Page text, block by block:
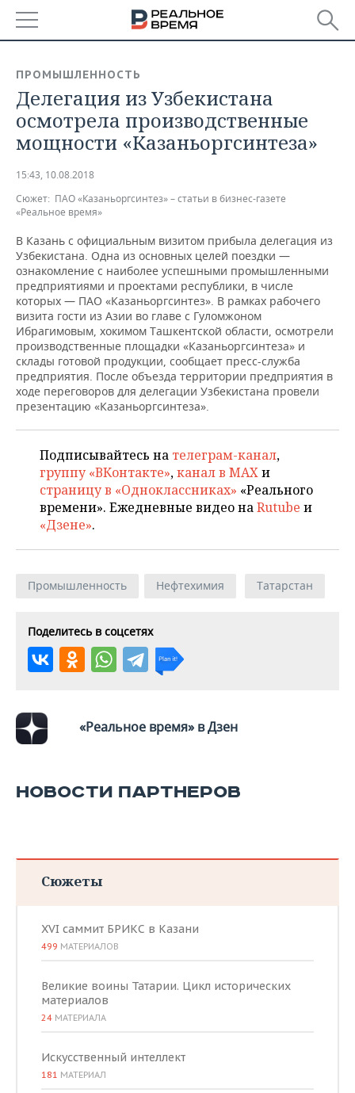
БАШКОРТОСТАН
ТАТАРСТАН
НОВОСТИ
АНАЛИТИКА
ДЕКЛАРАЦИИ О ДОХОДАХ
КОРОЛИ ГОСЗАКАЗА ПФО
ВУЗЫ ТАТАРСТАНА
КОМУ ПРИНАДЛЕЖАТ
ТОРГОВЫЕ ЦЕНТРЫ
ТАТАРСТАНА
НОВОСТИ ЭКОНОМИКИ
ФИНАНСЫ
БАНКИ
БЮДЖЕТ
ИНВЕСТИЦИИ
ПРОМЫШЛЕННОСТЬ
НОВОСТИ
ПРОМЫШЛЕННОСТИ
АГРОПРОМ
МАШИНОСТРОЕНИЕ
НЕФТЕХИМИЯ
НЕФТЬ
ОПК
ЭНЕРГЕТИКА
НЕДВИЖИМОСТЬ
НОВОСТИ НЕДВИЖИМОСТИ
АВТО
НОВОСТИ АВТО
БИЗНЕС
НОВОСТИ БИЗНЕСА
РОЗНИЧНАЯ ТОРГОВЛЯ
УСЛУГИ
ТЕХНОЛОГИИ
НОВОСТИ ТЕХНОЛОГИЙ
МЕДИА
ТЕЛЕКОММУНИКАЦИИ
МЕРОПРИЯТИЯ
ВЫЕЗДНАЯ РЕДАКЦИЯ
БИЗНЕС-БРАНЧИ
ONLINE-КОНФЕРЕНЦИИ
НОВОСТИ СПОРТА
ФУТБОЛ
ХОККЕЙ
КИБЕРСПОРТ
ФИГУРНОЕ КАТАНИЕ
ВОДНЫЕ ВИДЫ СПОРТА
ХОККЕЙ С МЯЧОМ
ОБЩЕСТВО
НОВОСТИ ОБЩЕСТВА
ВЛАСТЬ
КУЛЬТУРА
МЕДИЦИНА
ОБРАЗОВАНИЕ
ПРОИСШЕСТВИЯ
ФОТОГАЛЕРЕЯ
СЮЖЕТЫ
СПИСОК КОМПАНИЙ
ПРОМЫШЛЕННОСТЬ
Делегация из Узбекистана
осмотрела производственные
мощности «Казаньоргсинтеза»
15:43, 10.08.2018
Сюжет: ПАО «Казаньоргсинтез» – статьи в бизнес-газете
«Реальное время»
В Казань с официальным визитом прибыла делегация из
Узбекистана. Одна из основных целей поездки —
ознакомление с наиболее успешными промышленными
предприятиями и проектами республики, в числе
которых — ПАО «Казаньоргсинтез». В рамках рабочего
визита гости из Азии во главе с Гуломжоном
Ибрагимовым, хокимом Ташкентской области, осмотрели
производственные площадки «Казаньоргсинтеза» и
склады готовой продукции, сообщает пресс-служба
предприятия. После объезда территории предприятия в
ходе переговоров для делегации Узбекистана провели
презентацию «Казаньоргсинтеза».
Подписывайтесь на телеграм-канал,
группу «ВКонтакте»,канал в MAXи
страницу в «Одноклассниках» «Реального
времени». Ежедневные видео наRutube и
«Дзене».
Промышленность Нефтехимия Татарстан
Поделитесь в соцсетях
«Реальное время» в Дзен
НОВОСТИ ПАРТНЕРОВ
Сюжеты
XVI саммит БРИКС в Казани
499 МАТЕРИАЛОВ
Великие воины Татарии. Цикл исторических
материалов
24 МАТЕРИАЛА
Искусственный интеллект
181 МАТЕРИАЛ